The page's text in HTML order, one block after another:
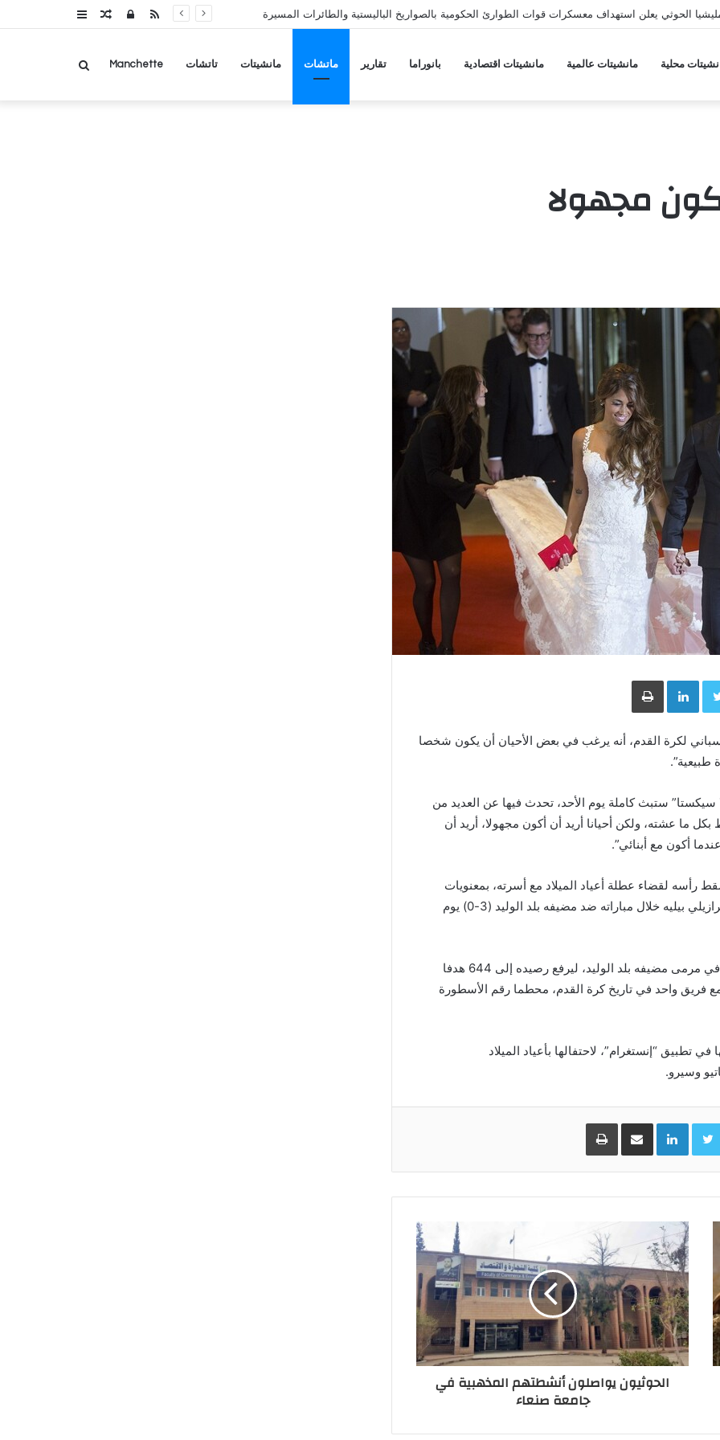
الحوثي يعلن استهداف معسكرات قوات الطوارئ الحكومية بالصواريخ الباليستية والطائرات المسيرة عمودمقالتسجيلRSS
محلية مانشيتات عالمية مانشيتات اقتصادية بانوراما تقارير ماتشات مانشيتات تاتشات Manchette بحث
مجهولا
Twitter
LinkedInطباعة
لكرة القدم، أنه يرغب في بعض الأحيان أن يكون شخصا
ستبث كاملة يوم الأحد، تحدث فيها عن العديد من
ما عشته، ولكن أحيانا أريد أن أكون مجهولا، أريد أن
أكون مع أبنائي”.
رأسه لقضاء عطلة أعياد الميلاد مع أسرته، بمعنويات
عالية، وذلك بعد أن حطم الرقم القياسي للأسطورة البرازيلي بيليه خلال مباراته ضد مضيفه بلد الوليد (3-0) يوم
وسجل ميسي الهدف الثالث لبرشلونة في الدقيقة 65 في مرمى مضيفه بلد الوليد، ليرفع رصيده إلى 644 هدفا
فريق واحد في تاريخ كرة القدم، محطما رقم الأسطورة
“إنستغرام”، لاحتفالها بأعياد الميلاد
وسيرو.
Twitter
LinkedInمشاركة عبر البريد طباعة
الحوثيون يواصلون أنشطتهم المذهبية في
جامعة صنعاء